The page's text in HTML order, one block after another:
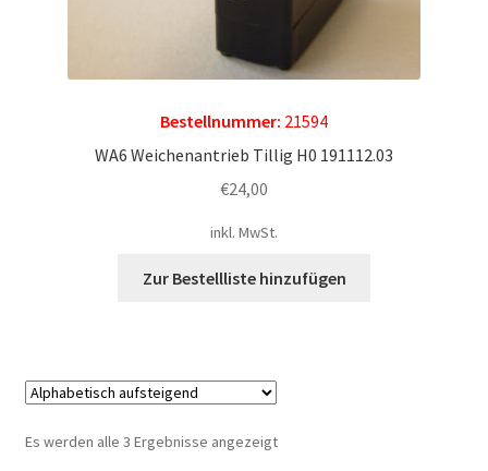
Bestellnummer: 21594
WA6 Weichenantrieb Tillig H0 191112.03
€24,00
inkl. MwSt.
Zur Bestellliste hinzufügen
Es werden alle 3 Ergebnisse angezeigt